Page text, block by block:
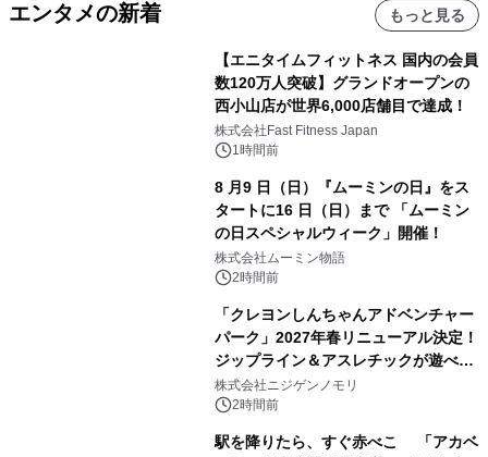
エンタメの新着 もっと見る
【エニタイムフィットネス 国内の会員
数120万人突破】グランドオープンの
西小山店が世界6,000店舗目で達成！
株式会社Fast Fitness Japan
1時間前
8 月9 日（日）『ムーミンの日』をス
タートに16 日（日）まで 「ムーミン
の日スペシャルウィーク」開催！
株式会社ムーミン物語
2時間前
「クレヨンしんちゃんアドベンチャー
パーク」2027年春リニューアル決定！
ジップライン＆アスレチックが遊べる
のは今年が最後！ 「ラスト！ドキがム
ネムネ～大作戦！」始動
株式会社ニジゲンノモリ
2時間前
駅を降りたら、すぐ赤べこ 「アカベ